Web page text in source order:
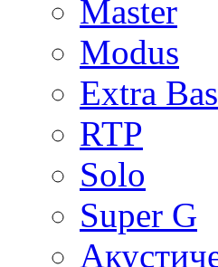
Master
Modus
Extra
RTP
Solo
Super G